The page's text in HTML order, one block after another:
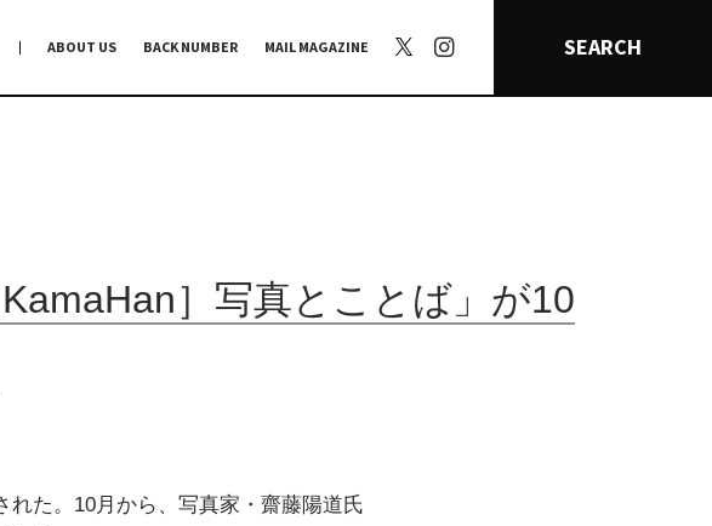
ABOUT US BACK NUMBER MAIL MAGAZINE SEARCH
］写真とことば」が10
た。10月から、写真家・齋藤陽道氏